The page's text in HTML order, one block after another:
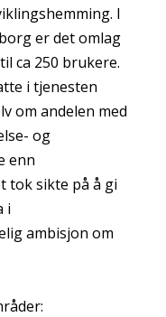
I
er det omlag
ca 250 brukere.
i tjenesten
om andelen med
og
enn
tok sikte på å gi
i
ambisjon om